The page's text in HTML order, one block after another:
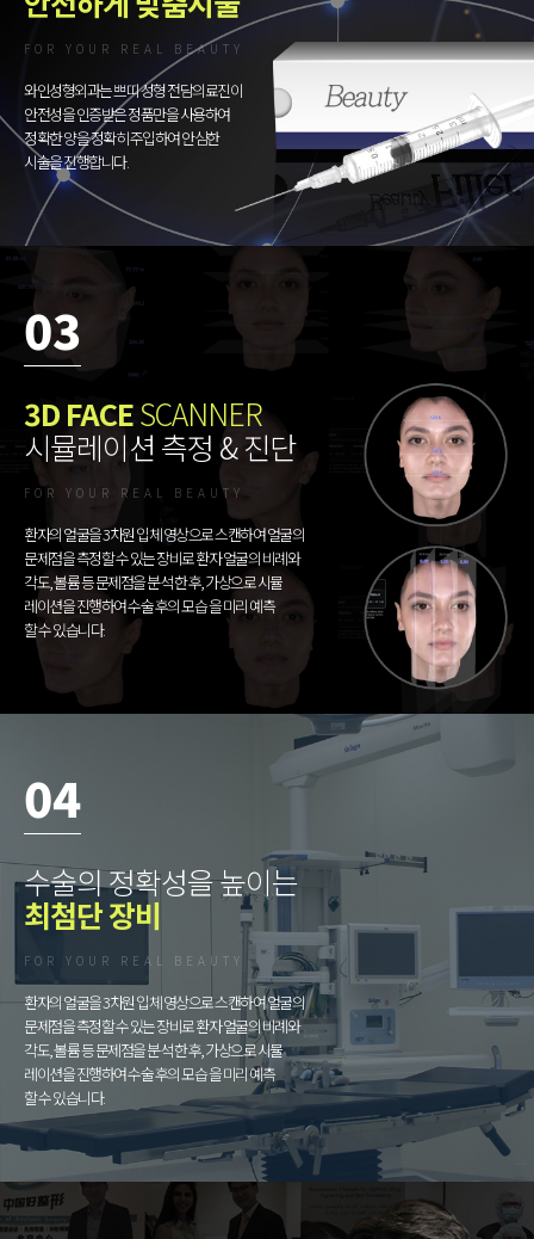
FOR YOUR REAL BEAUTY
와인성형외과는 쁘띠 성형 전담의료진이
안전성을 인증받은 정품만을 사용하여
정확한 양을 정확히 주입하여 안심한
시술을 진행합니다.
03
3D FACESCANNER
시뮬레이션 측정 & 진단
FOR YOUR REAL BEAUTY
환자의 얼굴을 3차원 입체 영상으로 스캔하여 얼굴의
문제점을 측정할 수 있는 장비로 환자 얼굴의 비례와
각도, 볼륨 등 문제점을 분석 한 후, 가상으로 시뮬
레이션을 진행하여 수술 후의 모습 을 미리 예측
할 수 있습니다.
04
수술의 정확성을 높이는
최첨단 장비
FOR YOUR REAL BEAUTY
환자의 얼굴을 3차원 입체 영상으로 스캔하여 얼굴의
문제점을 측정할 수 있는 장비로 환자 얼굴의 비례와
각도, 볼륨 등 문제점을 분석 한 후, 가상으로 시뮬
레이션을 진행하여 수술 후의 모습 을 미리 예측
할 수 있습니다.